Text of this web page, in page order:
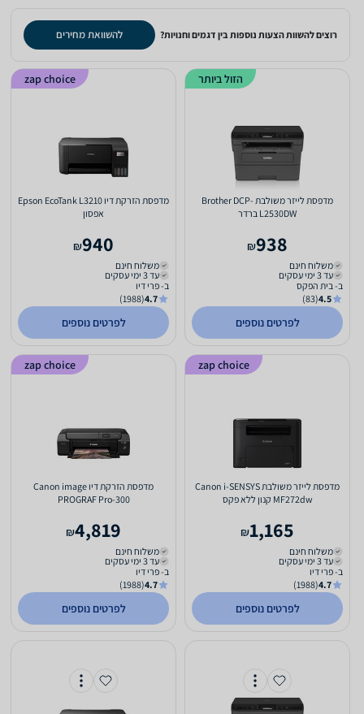
רוצים להשוות הצעות נוספות בין דגמים וחנויות? להשוואת מחירים
מדפסת לייזר משולבת Brother DCP-
L2530DW ברדר
938
₪
משלוח חינם
עד 3 ימי עסקים
ב- בית הפקס
4.5
(83)
לפרטים נוספים
הזול ביותר
מדפסת הזרקת דיו Epson EcoTank L3210
אפסון
940
₪
משלוח חינם
עד 3 ימי עסקים
ב- פרי דיו
4.7
(1988)
לפרטים נוספים
zap choice
מדפסת ‏לייזר ‏משולבת Canon i-SENSYS
MF272dw קנון ללא פקס
1,165
₪
משלוח חינם
עד 3 ימי עסקים
ב- פרי דיו
4.7
(1988)
לפרטים נוספים
zap choice
מדפסת הזרקת דיו Canon image
PROGRAF Pro-300
4,819
₪
משלוח חינם
עד 3 ימי עסקים
ב- פרי דיו
4.7
(1988)
לפרטים נוספים
zap choice